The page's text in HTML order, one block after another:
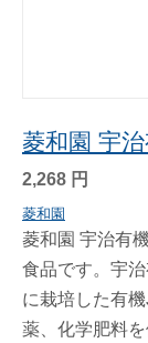
菱和園 宇
2,268 円
菱和園
菱和園 宇治有
食品です。宇
に栽培した有
薬、化学肥料